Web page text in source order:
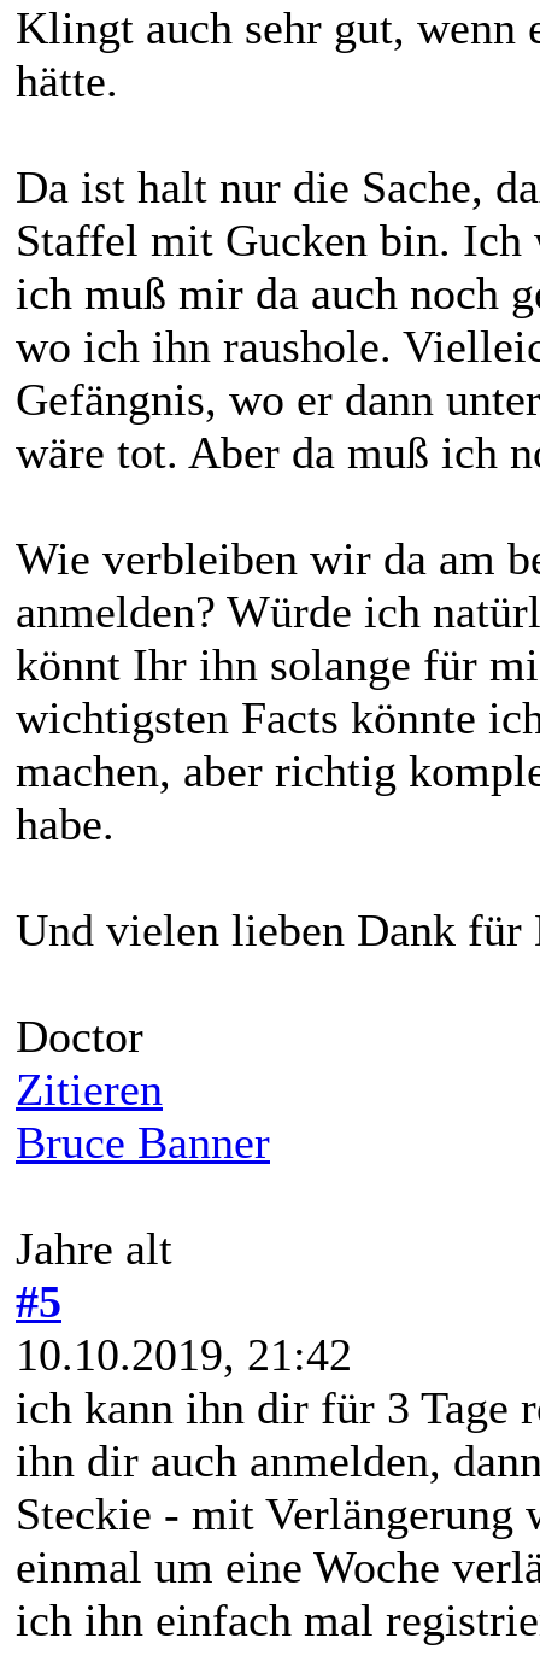
Klingt auch sehr gut, wenn
hätte.
Da ist halt nur die Sache,
Staffel mit Gucken bin. Ich
ich muß mir da auch noch
wo ich ihn raushole.
Gefängnis, wo er dann
wäre tot. Aber da muß ich
Wie verbleiben wir da am
anmelden? Würde ich
könnt Ihr ihn solange für
wichtigsten Facts könnte
machen, aber richtig
habe.
Und vielen lieben Dank
Doctor
Zitieren
Bruce Banner
Jahre alt
#5
10.10.2019, 21:42
ich kann ihn dir für 3 Tage
ihn dir auch anmelden,
Steckie - mit Verlängerung
einmal um eine Woche
ich ihn einfach mal